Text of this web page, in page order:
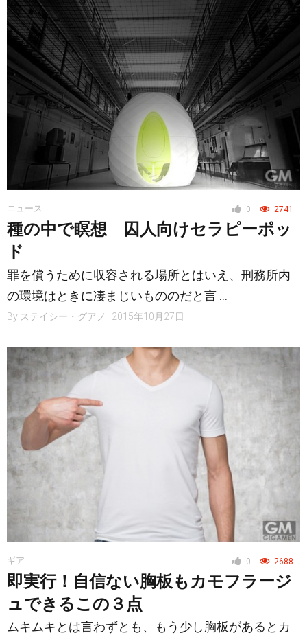
0 2741
ニュース
種の中で瞑想 囚人向けセラピーポッ
ド
罪を償うために収容される場所とはいえ、刑務所内
の環境はときに凄まじいもののだと言 …
By ステイシー・グアノ 2015年10月27日
0 2688
ギア
即実行！自信ない胸板もカモフラージ
ュできるこの３点
ムキムキとは言わずとも、もう少し胸板があるとカ